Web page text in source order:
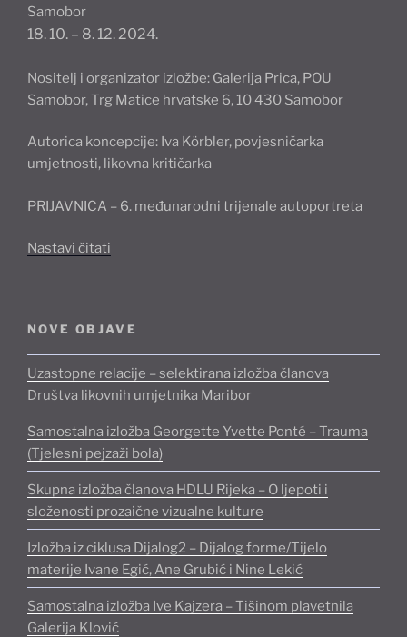
Samobor
18. 10. – 8. 12. 2024.
Nositelj i organizator izložbe: Galerija Prica, POU
Samobor, Trg Matice hrvatske 6, 10 430 Samobor
Autorica koncepcije: Iva Körbler, povjesničarka
umjetnosti, likovna kritičarka
PRIJAVNICA – 6. međunarodni trijenale autoportreta
Nastavi čitati
„Autoportret
kao
intimni
vremeplov“”
NOVE OBJAVE
Uzastopne relacije – selektirana izložba članova
Društva likovnih umjetnika Maribor
Samostalna izložba Georgette Yvette Ponté – Trauma
(Tjelesni pejzaži bola)
Skupna izložba članova HDLU Rijeka – O ljepoti i
složenosti prozaične vizualne kulture
Izložba iz ciklusa Dijalog2 – Dijalog forme/Tijelo
materije Ivane Egić, Ane Grubić i Nine Lekić
Samostalna izložba Ive Kajzera – Tišinom plavetnila
Galerija Klović